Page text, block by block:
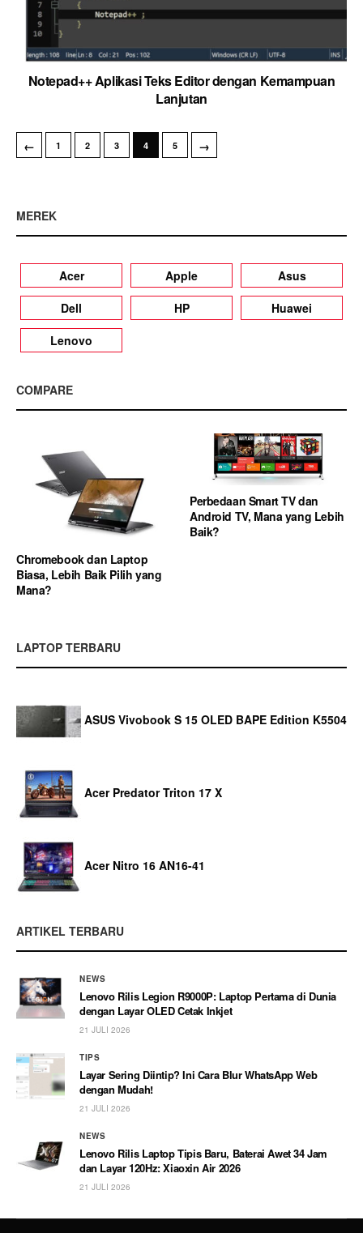
Notepad++ Aplikasi Teks Editor dengan Kemampuan
Lanjutan
← 1 2 3 4 5 →
MEREK
Acer Apple
Asus
Dell
HP
Huawei
Lenovo
COMPARE
Chromebook dan Laptop
Biasa, Lebih Baik Pilih yang
Mana?
Perbedaan Smart TV dan
Android TV, Mana yang Lebih
Baik?
LAPTOP TERBARU
ASUS Vivobook S 15 OLED BAPE Edition K5504
Acer Predator Triton 17 X
Acer Nitro 16 AN16-41
ARTIKEL TERBARU
NEWS
Lenovo Rilis Legion R9000P: Laptop Pertama di Dunia
dengan Layar OLED Cetak Inkjet
21 JULI 2026
TIPS
Layar Sering Diintip? Ini Cara Blur WhatsApp Web
dengan Mudah!
21 JULI 2026
NEWS
Lenovo Rilis Laptop Tipis Baru, Baterai Awet 34 Jam
dan Layar 120Hz: Xiaoxin Air 2026
21 JULI 2026